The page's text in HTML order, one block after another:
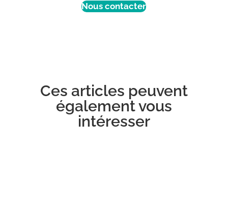
Nous contacter
Ces articles peuvent
également vous
intéresser